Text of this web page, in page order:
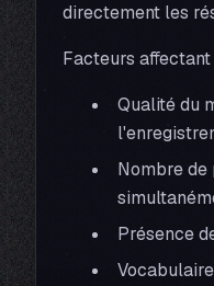
directement les
Facteurs
Qualité du
Nombre
Présence